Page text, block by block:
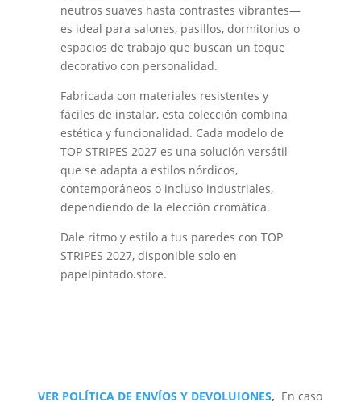
neutros suaves hasta contrastes vibrantes—
es ideal para salones, pasillos, dormitorios o
espacios de trabajo que buscan un toque
decorativo con personalidad.
Fabricada con materiales resistentes y
fáciles de instalar, esta colección combina
estética y funcionalidad. Cada modelo de
TOP STRIPES 2027 es una solución versátil
que se adapta a estilos nórdicos,
contemporáneos o incluso industriales,
dependiendo de la elección cromática.
Dale ritmo y estilo a tus paredes con TOP
STRIPES 2027, disponible solo en
papelpintado.store.
VER POLÍTICA DE ENVÍOS Y DEVOLUIONES, En caso